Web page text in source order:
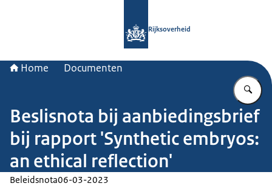
Rijksoverheid
Home Documenten
Beslisnota bij aanbiedingsbrief
bij rapport 'Synthetic embryos:
an ethical reflection'
Beleidsnota06-03-2023